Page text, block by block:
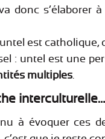
va donc
est
: untel est une
multiples
à évoquer ces